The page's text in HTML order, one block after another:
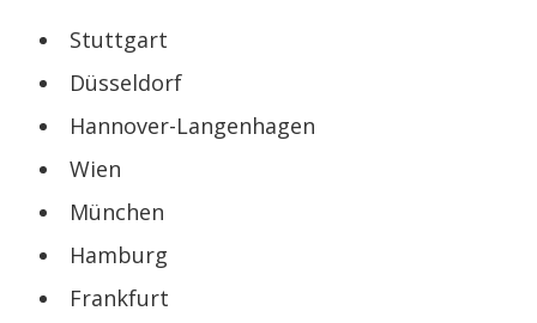
Stuttgart
Düsseldorf
Hannover-Langenhagen
Wien
München
Hamburg
Frankfurt